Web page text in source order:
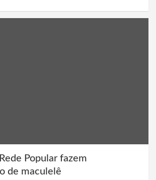
Popular fazem
de maculelê